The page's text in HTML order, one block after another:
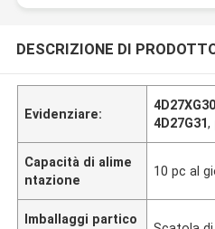
DESCRIZIONE DI
Evidenziare:
4D27G31,
Capacità di alime
ntazione
10 pc al
Imballaggi partico